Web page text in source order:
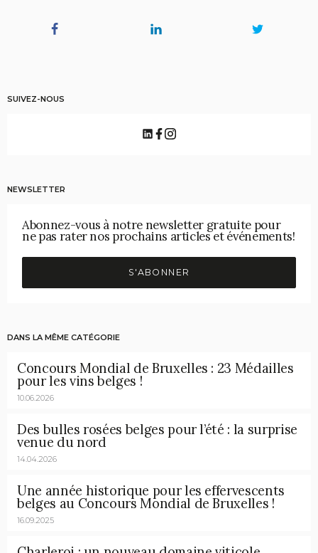
SUIVEZ-NOUS
NEWSLETTER
Abonnez-vous à notre newsletter gratuite pour
ne pas rater nos prochains articles et événements!
S'ABONNER
DANS LA MÊME CATÉGORIE
Concours Mondial de Bruxelles : 23 Médailles
pour les vins belges !
10.06.2026
Des bulles rosées belges pour l’été : la surprise
venue du nord
14.04.2026
Une année historique pour les effervescents
belges au Concours Mondial de Bruxelles !
16.09.2025